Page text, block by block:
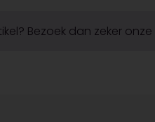
Bezoek dan zeker onze